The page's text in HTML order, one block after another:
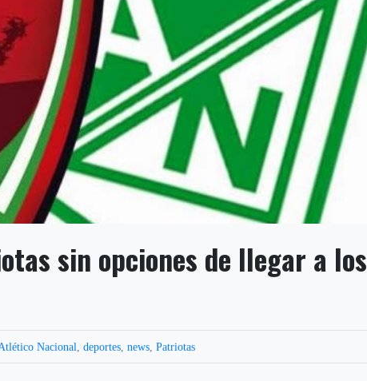
sin opciones de llegar a los
Nacional ,deportes ,news ,Patriotas